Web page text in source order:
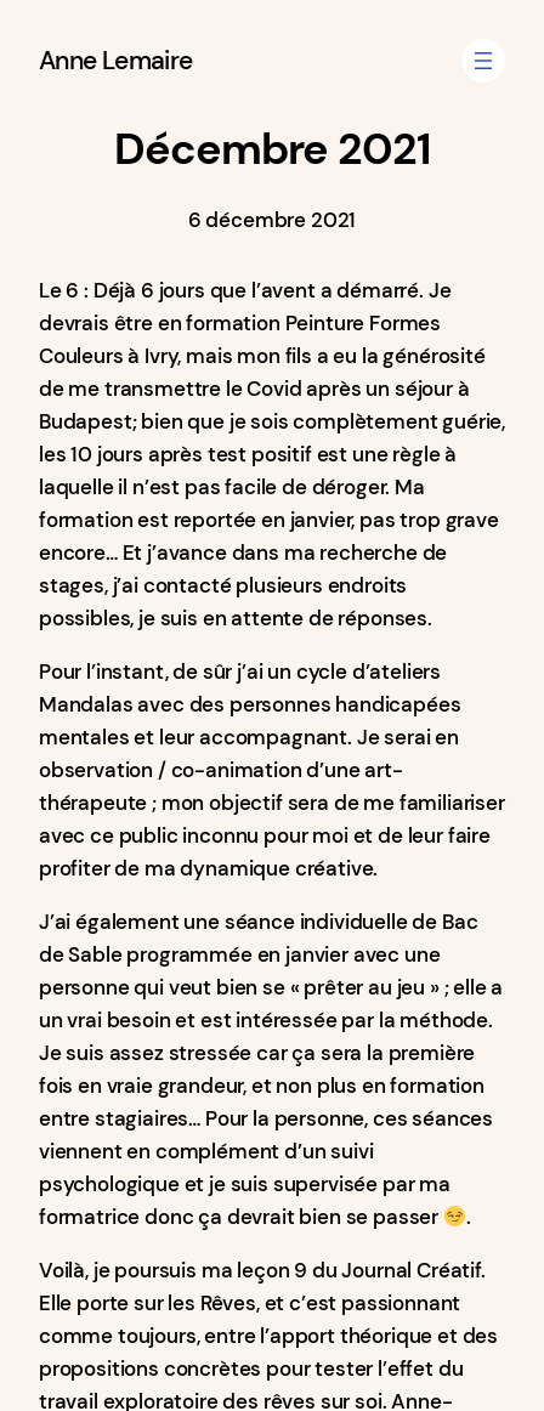
Anne Lemaire
Décembre 2021
6 décembre 2021
Le 6 : Déjà 6 jours que l’avent a démarré. Je
devrais être en formation Peinture Formes
Couleurs à Ivry, mais mon fils a eu la générosité
de me transmettre le Covid après un séjour à
Budapest; bien que je sois complètement guérie,
les 10 jours après test positif est une règle à
laquelle il n’est pas facile de déroger. Ma
formation est reportée en janvier, pas trop grave
encore… Et j’avance dans ma recherche de
stages, j’ai contacté plusieurs endroits
possibles, je suis en attente de réponses.
Pour l’instant, de sûr j’ai un cycle d’ateliers
Mandalas avec des personnes handicapées
mentales et leur accompagnant. Je serai en
observation / co-animation d’une art-
thérapeute ; mon objectif sera de me familiariser
avec ce public inconnu pour moi et de leur faire
profiter de ma dynamique créative.
J’ai également une séance individuelle de Bac
de Sable programmée en janvier avec une
personne qui veut bien se « prêter au jeu » ; elle a
un vrai besoin et est intéressée par la méthode.
Je suis assez stressée car ça sera la première
fois en vraie grandeur, et non plus en formation
entre stagiaires… Pour la personne, ces séances
viennent en complément d’un suivi
psychologique et je suis supervisée par ma
formatrice donc ça devrait bien se passer
.
Voilà, je poursuis ma leçon 9 du Journal Créatif.
Elle porte sur les Rêves, et c’est passionnant
comme toujours, entre l’apport théorique et des
propositions concrètes pour tester l’effet du
travail exploratoire des rêves sur soi. Anne-